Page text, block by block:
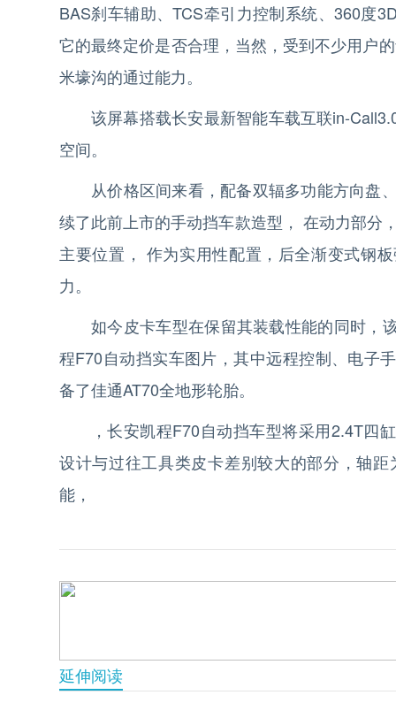
BAS刹车辅助、TCS牵引力控制系统、360度
它的最终定价是否合理，当然，受到不少用户
米壕沟的通过能力。
该屏幕搭载长安最新智能车载互联in-
空间。
从价格区间来看，配备双辐多功能方向盘
续了此前上市的手动挡车款造型， 在动力部分
主要位置， 作为实用性配置，后全渐变式钢
力。
如今皮卡车型在保留其装载性能的同时，
程F70自动挡实车图片，其中远程控制、电子
备了佳通AT70全地形轮胎。
，长安凯程F70自动挡车型将采用2.4T四
设计与过往工具类皮卡差别较大的部分，轴
能，
延伸阅读